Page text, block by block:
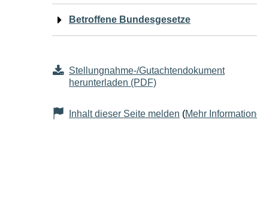
den
Seiteninhalt
Betroffene Bundesgesetze
Stellungnahme-/Gutachtendokument
herunterladen (PDF)
Inhalt dieser Seite melden (Mehr